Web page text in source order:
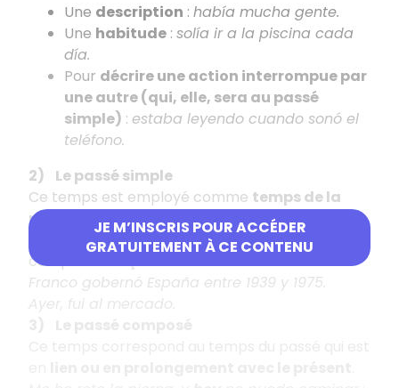
JE M’INSCRIS POUR ACCÉDER
GRATUITEMENT À CE CONTENU
Une description : había mucha gente.
Une habitude : solía ir a la piscina cada
día.
Pour décrire une action interrompue par
une autre (qui, elle, sera au passé
simple) : estaba leyendo cuando sonó el
teléfono.
2) Le passé simple
Ce temps est employé comme temps de la
narration au passé pour des actions
achevées. Il correspond souvent au passé
composé français.
Franco gobernó España entre 1939 y 1975.
Ayer, fui al mercado.